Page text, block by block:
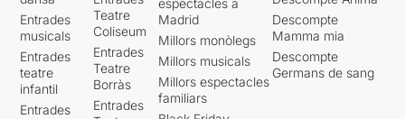
Entrades
musicals
Entrades
teatre
infantil
Entrades
Teatre
Coliseum
Entrades
Teatre
Borràs
Entrades
espectacles a
Madrid
Millors monòlegs
Millors musicals
Millors espectacles
familiars
Descompte
Mamma mia
Descompte
Germans de sang